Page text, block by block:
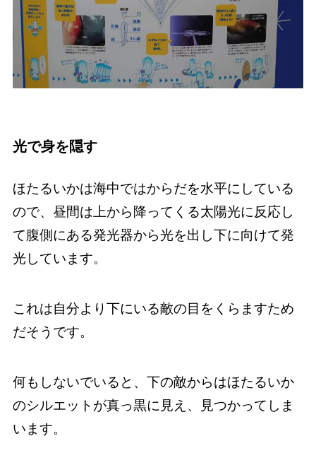
光で身を隠す
ほたるいかは海中ではからだを水平にしている
ので、昼間は上から降ってくる太陽光に反応し
て腹側にある発光器から光を出し下に向けて発
光しています。
これは自分より下にいる敵の目をくらますため
だそうです。
何もしないでいると、下の敵からはほたるいか
のシルエットが真っ黒に見え、見つかってしま
います。